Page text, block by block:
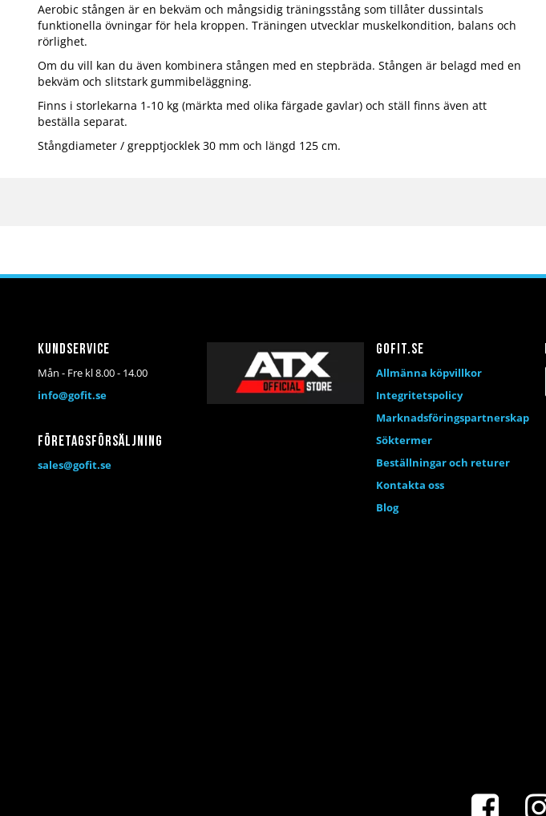
Aerobic stången är en bekväm och mångsidig träningsstång som tillåter dussintals
funktionella övningar för hela kroppen. Träningen utvecklar muskelkondition, balans och
rörlighet.
Om du vill kan du även kombinera stången med en stepbräda. Stången är belagd med en
bekväm och slitstark gummibeläggning.
Finns i storlekarna 1-10 kg (märkta med olika färgade gavlar) och ställ finns även att
beställa separat.
Stångdiameter / grepptjocklek 30 mm och längd 125 cm.
Kundservice
Mån - Fre kl 8.00 - 14.00
info@gofit.se
Företagsförsäljning
sales@gofit.se
Gofit.se
Allmänna köpvillkor
Integritetspolicy
Marknadsföringspartnerskap
Söktermer
Beställningar och returer
Kontakta oss
Blog